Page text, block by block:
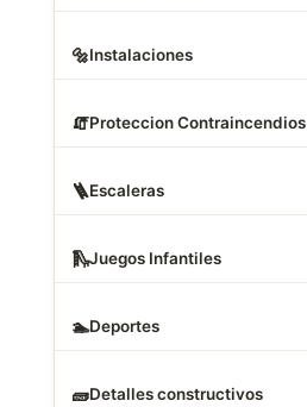
🔩Instalaciones
🧯Proteccion Contraincendios
🪜Escaleras
🛝Juegos Infantiles
🏊Deportes
🧱Detalles constructivos